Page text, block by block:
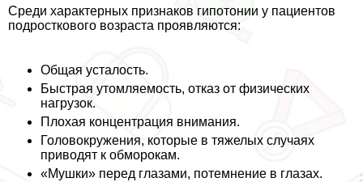
Среди хаpaктерных признаков гипотонии у пациентов
подросткового возраста проявляются:
Общая усталость.
Быстрая утомляемость, отказ от физических
нагрузок.
Плохая концентрация внимания.
Головокружения, которые в тяжелых случаях
приводят к обморокам.
«Мушки» перед глазами, потемнение в глазах.